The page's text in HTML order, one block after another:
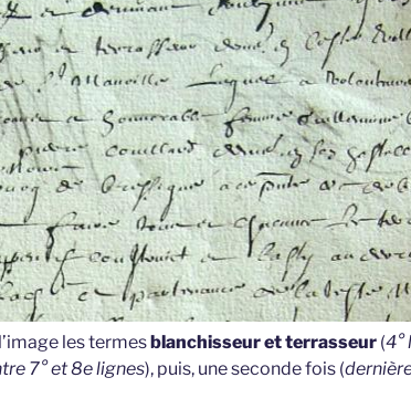
les termesblanchisseur et terrasseur (4°
7° et 8e lignes), puis, une seconde fois (